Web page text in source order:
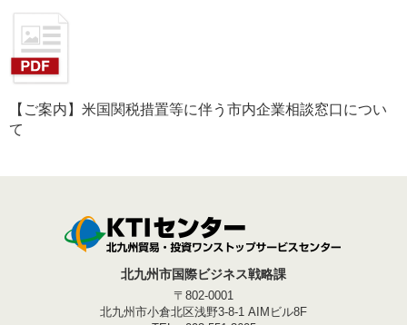
【ご案内】米国関税措置等に伴う市内企業相談窓口につい
て
北九州市国際ビジネス戦略課
〒802-0001
北九州市小倉北区浅野3-8-1 AIMビル8F